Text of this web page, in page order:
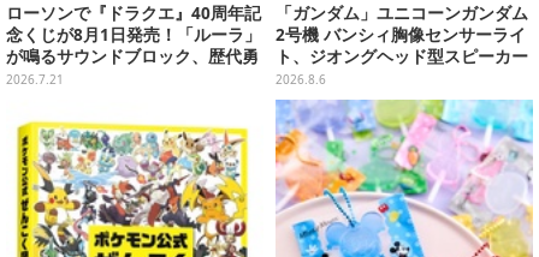
ローソンで『ドラクエ』40周年記
念くじが8月1日発売！「ルーラ」
が鳴るサウンドブロック、歴代勇
者＆スライムのフィギュアなど、
さん
2026.7.21
「ガンダム」ユニコーンガンダム
2号機 バンシィ胸像センサーライ
ト、ジオングヘッド型スピーカー
が順次プライズ展開！
2026.8.6